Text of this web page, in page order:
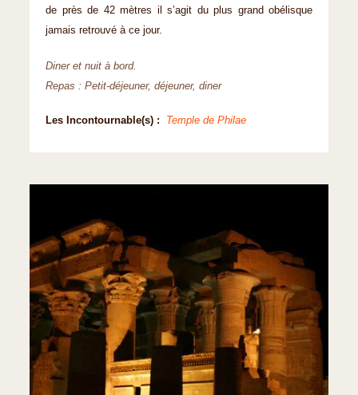
de près de 42 mètres il s’agit du plus grand obélisque
jamais retrouvé à ce jour.
Diner et nuit à bord.
Repas : Petit-déjeuner, déjeuner, diner
Les Incontournable(s) : Temple de Philae